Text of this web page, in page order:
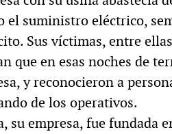
el suministro eléctrico,
Sus víctimas, entre
que en esas noches de
y reconocieron a
de los operativos.
su empresa, fue fundada